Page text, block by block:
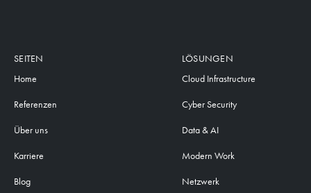
SEITEN
Home
Referenzen
Über uns
Karriere
Blog
LÖSUNGEN
Cloud Infrastructure
Cyber Security
Data & AI
Modern Work
Netzwerk